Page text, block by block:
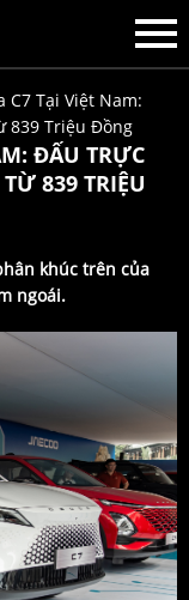
C7 Tại Việt Nam:
839 Triệu Đồng
ĐẤU TRỰC
839 TRIỆU
khúc trên của
ngoái.